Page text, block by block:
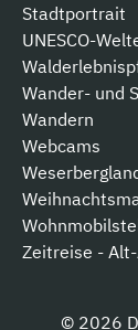
Stadtportrait
UNESCO-
Wander- und
Wandern
Webcams
Zeitreise -
© 2026